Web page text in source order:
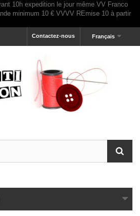
Français
Contactez-nous